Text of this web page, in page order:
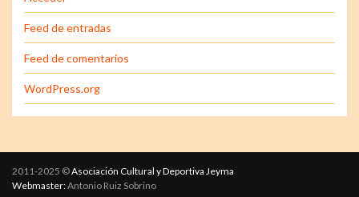
Feed de entradas
Feed de comentarios
WordPress.org
2011-2025 ©Asociación Cultural y Deportiva Jeyma
Webmaster:Antonio Ruiz Sobrino